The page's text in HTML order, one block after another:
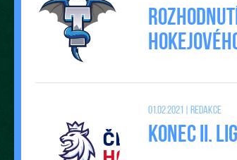
01.02.2021 | Redakce
Konec II.